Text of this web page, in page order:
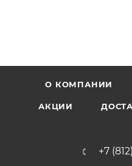
О КОМПАНИИ
АКЦИИ
+7